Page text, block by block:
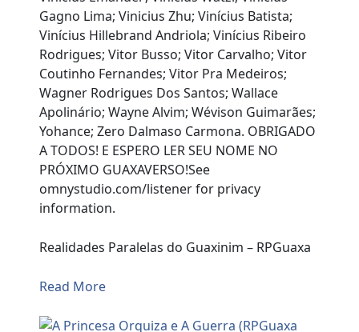
Gagno Lima; Vinicius Zhu; Vinícius Batista;
Vinícius Hillebrand Andriola; Vinícius Ribeiro
Rodrigues; Vitor Busso; Vitor Carvalho; Vitor
Coutinho Fernandes; Vitor Pra Medeiros;
Wagner Rodrigues Dos Santos; Wallace
Apolinário; Wayne Alvim; Wévison Guimarães;
Yohance; Zero Dalmaso Carmona. OBRIGADO
A TODOS! E ESPERO LER SEU NOME NO
PRÓXIMO GUAXAVERSO!See
omnystudio.com/listener for privacy
information.
Realidades Paralelas do Guaxinim – RPGuaxa
Read More